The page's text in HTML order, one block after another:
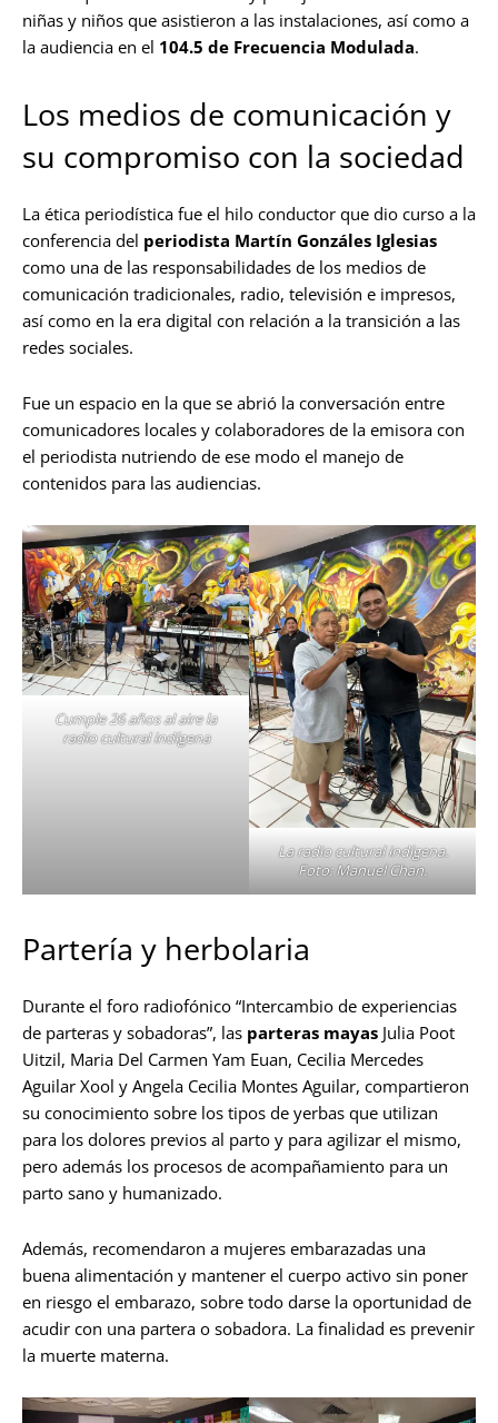
niñas y niños que asistieron a las instalaciones, así como a
la audiencia en el 104.5 de Frecuencia Modulada.
Los medios de comunicación y
su compromiso con la sociedad
La ética periodística fue el hilo conductor que dio curso a la
conferencia del periodista Martín Gonzáles Iglesias
como una de las responsabilidades de los medios de
comunicación tradicionales, radio, televisión e impresos,
así como en la era digital con relación a la transición a las
redes sociales.
Fue un espacio en la que se abrió la conversación entre
comunicadores locales y colaboradores de la emisora con
el periodista nutriendo de ese modo el manejo de
contenidos para las audiencias.
Cumple 26 años al aire la
radio cultural indígena
La radio cultural indígena.
Foto: Manuel Chan.
Partería y herbolaria
Durante el foro radiofónico “Intercambio de experiencias
de parteras y sobadoras”, las parteras mayas Julia Poot
Uitzil, Maria Del Carmen Yam Euan, Cecilia Mercedes
Aguilar Xool y Angela Cecilia Montes Aguilar, compartieron
su conocimiento sobre los tipos de yerbas que utilizan
para los dolores previos al parto y para agilizar el mismo,
pero además los procesos de acompañamiento para un
parto sano y humanizado.
Además, recomendaron a mujeres embarazadas una
buena alimentación y mantener el cuerpo activo sin poner
en riesgo el embarazo, sobre todo darse la oportunidad de
acudir con una partera o sobadora. La finalidad es prevenir
la muerte materna.